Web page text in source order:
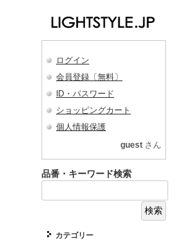
ログイン
会員登録〔無料〕
ID・パスワード
ショッピングカート
個人情報保護
guest さん
品番・キーワード検索
カテゴリー